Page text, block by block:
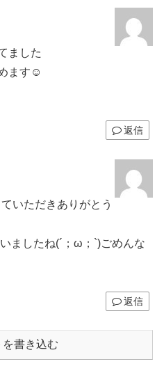
ました
ます☺️
返信
いただきありがとう
ましたね(´；ω；`)ごめんな
返信
を書き込む